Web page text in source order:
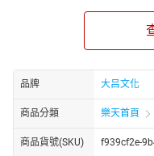
先的创作几乎涵盖了普通
题材。在理财投资领域，著
方面，《长得漂亮不如说得
事多琢磨》等书籍，聚焦
际场景。
品牌 大吕文化
商品分類 樂天首頁
商品貨號(SKU) f939cf2e-